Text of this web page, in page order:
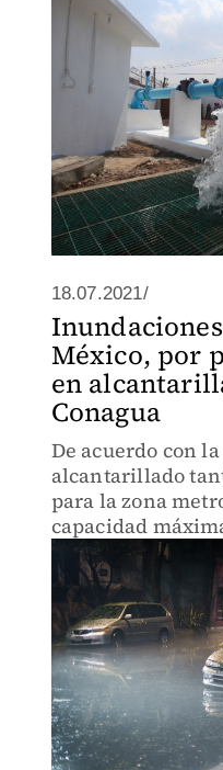
18.07.2021/
México, por
en
Conagua
De acuerdo con
alcantarillado
para la zona
capacidad
20 mm, así como
la cuenca.